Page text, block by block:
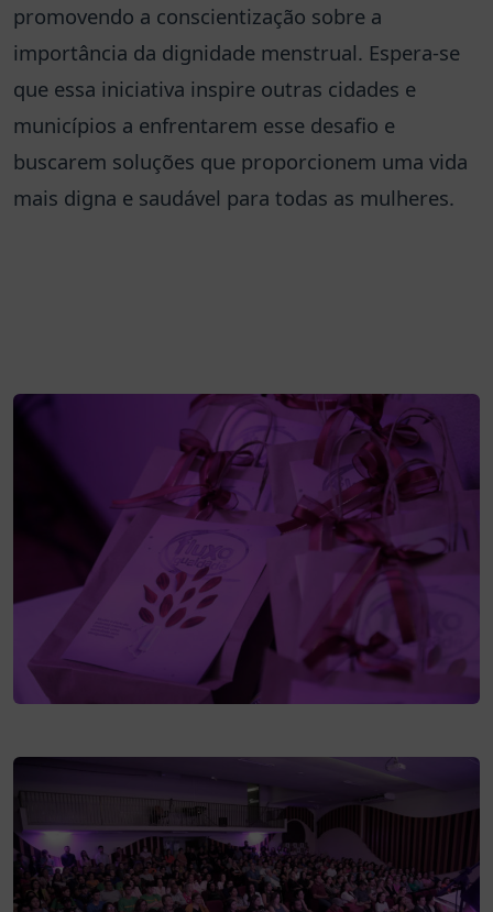
promovendo a conscientização sobre a
importância da dignidade menstrual. Espera-se
que essa iniciativa inspire outras cidades e
municípios a enfrentarem esse desafio e
buscarem soluções que proporcionem uma vida
mais digna e saudável para todas as mulheres.